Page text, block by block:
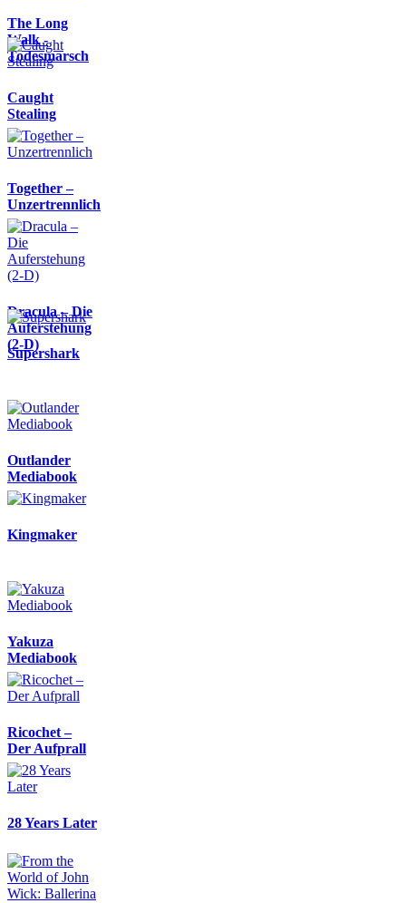
The Long
Walk -
Todesmarsch
Caught
Stealing
Together –
Unzertrennlich
Dracula – Die
Auferstehung
(2-D)
Supershark
Outlander
Mediabook
Kingmaker
Yakuza
Mediabook
Ricochet –
Der Aufprall
28 Years Later